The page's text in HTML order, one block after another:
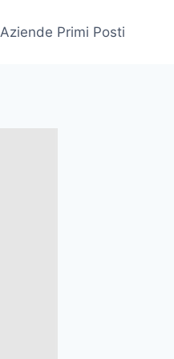
Aziende Primi Posti